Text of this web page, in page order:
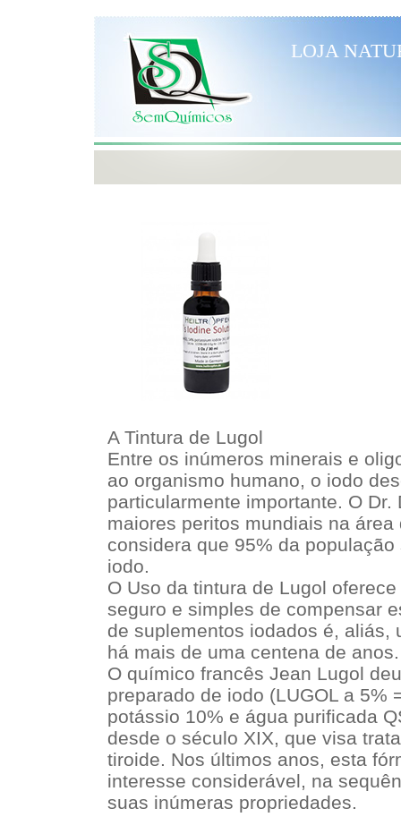
LOJA
A Tintura de Lugol
Entre os inúmeros minerais e
ao organismo humano, o iodo
particularmente importante. O
maiores peritos mundiais na
considera que 95% da
iodo.
O Uso da tintura de Lugol
seguro e simples de compensar
de suplementos iodados é, aliás,
há mais de uma centena de anos.
O químico francês Jean Lugol
preparado de iodo (LUGOL a 5%
potássio 10% e água purificada
desde o século XIX, que visa
tiroide. Nos últimos anos, esta
interesse considerável, na
suas inúmeras propriedades.